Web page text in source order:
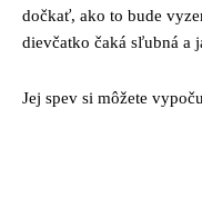
dočkať, ako to bude
dievčatko čaká sľubná a
Jej spev si môžete